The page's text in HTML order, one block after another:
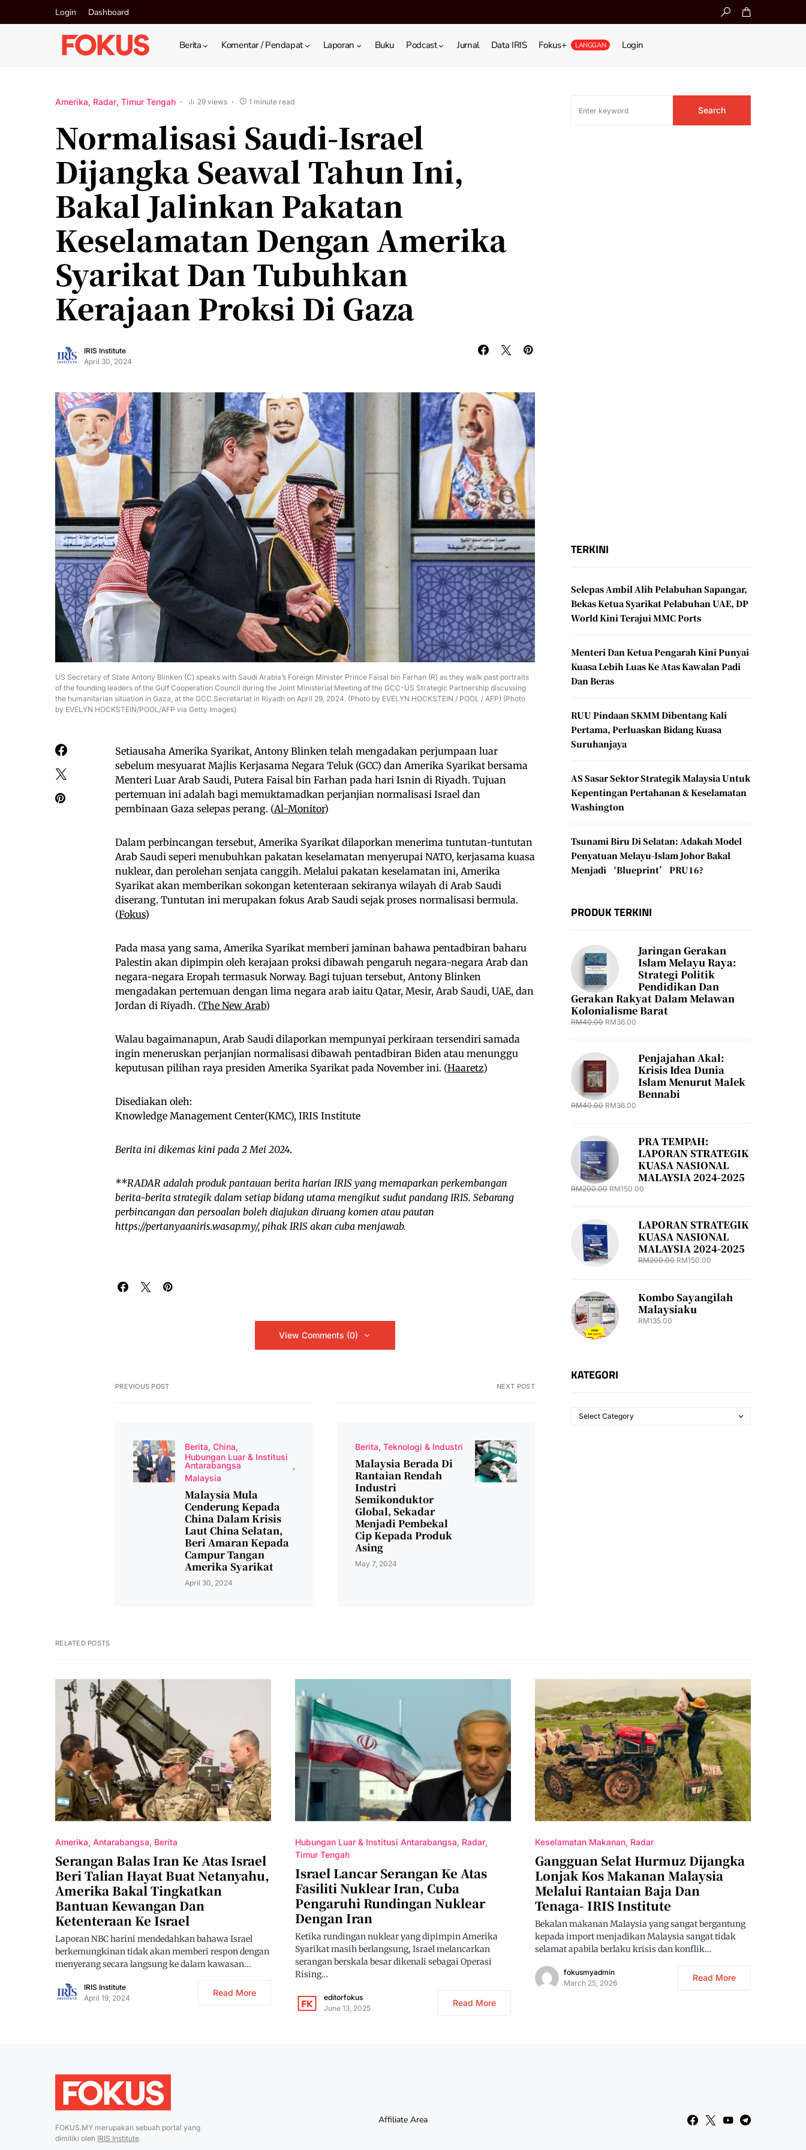
Login Dashboard
Berita Komentar / Pendapat Laporan Buku Podcast Jurnal Data IRIS Fokus+ LANGGAN Login
Amerika Radar Timur Tengah 29 views 1 minute read
Normalisasi Saudi-Israel
Dijangka Seawal Tahun Ini,
Bakal Jalinkan Pakatan
Keselamatan Dengan Amerika
Syarikat Dan Tubuhkan
Kerajaan Proksi Di Gaza
IRIS Institute
April 30, 2024
US Secretary of State Antony Blinken (C) speaks with Saudi Arabia’s Foreign Minister Prince Faisal bin Farhan (R) as they walk past portraits
of the founding leaders of the Gulf Cooperation Council during the Joint Ministerial Meeting of the GCC-US Strategic Partnership discussing
the humanitarian situation in Gaza, at the GCC Secretariat in Riyadh on April 29, 2024. (Photo by EVELYN HOCKSTEIN / POOL / AFP) (Photo
by EVELYN HOCKSTEIN/POOL/AFP via Getty Images)
Setiausaha Amerika Syarikat, Antony Blinken telah mengadakan perjumpaan luar
sebelum mesyuarat Majlis Kerjasama Negara Teluk (GCC) dan Amerika Syarikat bersama
Menteri Luar Arab Saudi, Putera Faisal bin Farhan pada hari Isnin di Riyadh. Tujuan
pertemuan ini adalah bagi memuktamadkan perjanjian normalisasi Israel dan
pembinaan Gaza selepas perang. (Al-Monitor)
Dalam perbincangan tersebut, Amerika Syarikat dilaporkan menerima tuntutan-tuntutan
Arab Saudi seperi menubuhkan pakatan keselamatan menyerupai NATO, kerjasama kuasa
nuklear, dan perolehan senjata canggih. Melalui pakatan keselamatan ini, Amerika
Syarikat akan memberikan sokongan ketenteraan sekiranya wilayah di Arab Saudi
diserang. Tuntutan ini merupakan fokus Arab Saudi sejak proses normalisasi bermula.
(Fokus)
Pada masa yang sama, Amerika Syarikat memberi jaminan bahawa pentadbiran baharu
Palestin akan dipimpin oleh kerajaan proksi dibawah pengaruh negara-negara Arab dan
negara-negara Eropah termasuk Norway. Bagi tujuan tersebut, Antony Blinken
mengadakan pertemuan dengan lima negara arab iaitu Qatar, Mesir, Arab Saudi, UAE, dan
Jordan di Riyadh. (The New Arab)
Walau bagaimanapun, Arab Saudi dilaporkan mempunyai perkiraan tersendiri samada
ingin meneruskan perjanjian normalisasi dibawah pentadbiran Biden atau menunggu
keputusan pilihan raya presiden Amerika Syarikat pada November ini. (Haaretz)
Disediakan oleh:
Knowledge Management Center(KMC), IRIS Institute
Berita ini dikemas kini pada 2 Mei 2024.
**RADAR adalah produk pantauan berita harian IRIS yang memaparkan perkembangan
berita-berita strategik dalam setiap bidang utama mengikut sudut pandang IRIS. Sebarang
perbincangan dan persoalan boleh diajukan diruang komen atau pautan
https://pertanyaaniris.wasap.my/, pihak IRIS akan cuba menjawab.
View Comments (0)
PREVIOUS POST
Berita China
Hubungan Luar & Institusi
Antarabangsa
Malaysia
Malaysia Mula
Cenderung Kepada
China Dalam Krisis
Laut China Selatan,
Beri Amaran Kepada
Campur Tangan
Amerika Syarikat
April 30, 2024
NEXT POST
Berita Teknologi & Industri
Malaysia Berada Di
Rantaian Rendah
Industri
Semikonduktor
Global, Sekadar
Menjadi Pembekal
Cip Kepada Produk
Asing
May 7, 2024
Search
TERKINI
Selepas Ambil Alih Pelabuhan Sapangar,
Bekas Ketua Syarikat Pelabuhan UAE, DP
World Kini Terajui MMC Ports
Menteri Dan Ketua Pengarah Kini Punyai
Kuasa Lebih Luas Ke Atas Kawalan Padi
Dan Beras
RUU Pindaan SKMM Dibentang Kali
Pertama, Perluaskan Bidang Kuasa
Suruhanjaya
AS Sasar Sektor Strategik Malaysia Untuk
Kepentingan Pertahanan & Keselamatan
Washington
Tsunami Biru Di Selatan: Adakah Model
Penyatuan Melayu-Islam Johor Bakal
Menjadi ‘Blueprint’ PRU16?
PRODUK TERKINI
Jaringan Gerakan
Islam Melayu Raya:
Strategi Politik
Pendidikan Dan
Gerakan Rakyat Dalam Melawan
Kolonialisme Barat
RM40.00 RM36.00
Penjajahan Akal:
Krisis Idea Dunia
Islam Menurut Malek
Bennabi
RM40.00 RM36.00
PRA TEMPAH:
LAPORAN STRATEGIK
KUASA NASIONAL
MALAYSIA 2024-2025
RM200.00 RM150.00
LAPORAN STRATEGIK
KUASA NASIONAL
MALAYSIA 2024-2025
RM200.00 RM150.00
Kombo Sayangilah
Malaysiaku
RM135.00
KATEGORI
RELATED POSTS
Amerika Antarabangsa Berita
Serangan Balas Iran Ke Atas Israel
Beri Talian Hayat Buat Netanyahu,
Amerika Bakal Tingkatkan
Bantuan Kewangan Dan
Ketenteraan Ke Israel
Laporan NBC harini mendedahkan bahawa Israel
berkemungkinan tidak akan memberi respon dengan
menyerang secara langsung ke dalam kawasan…
IRIS Institute
April 19, 2024
Read More
Hubungan Luar & Institusi Antarabangsa Radar
Timur Tengah
Israel Lancar Serangan Ke Atas
Fasiliti Nuklear Iran, Cuba
Pengaruhi Rundingan Nuklear
Dengan Iran
Ketika rundingan nuklear yang dipimpin Amerika
Syarikat masih berlangsung, Israel melancarkan
serangan berskala besar dikenali sebagai Operasi
Rising…
editorfokus
June 13, 2025
Read More
Keselamatan Makanan Radar
Gangguan Selat Hurmuz Dijangka
Lonjak Kos Makanan Malaysia
Melalui Rantaian Baja Dan
Tenaga- IRIS Institute
Bekalan makanan Malaysia yang sangat bergantung
kepada import menjadikan Malaysia sangat tidak
selamat apabila berlaku krisis dan konflik…
fokusmyadmin
March 25, 2026
Read More
FOKUS.MY merupakan sebuah portal yang
dimiliki oleh IRIS Institute.
Affiliate Area